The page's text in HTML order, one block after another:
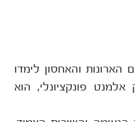
הארונות והאחסון לימדו
פונקציונלי, הוא